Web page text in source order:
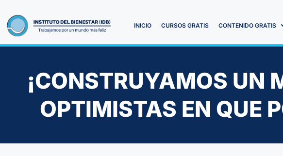
INICIO CURSOS GRATIS CONTENIDO GRATIS
¡CONSTRUYAMOS UN
OPTIMISTAS EN QUE